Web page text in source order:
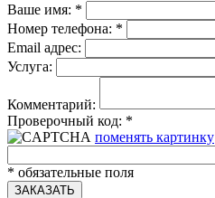
Ваше имя: *
Номер телефона: *
Email адрес:
Услуга:
Комментарий:
Проверочный код: *
поменять картинку
* обязательные поля
ЗАКАЗАТЬ